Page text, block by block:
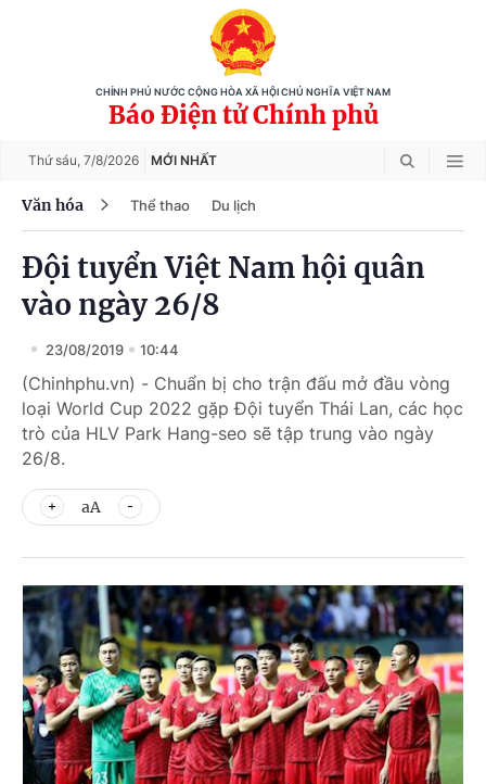
CHÍNH PHỦ NƯỚC CỘNG HÒA XÃ HỘI CHỦ NGHĨA VIỆT NAM
Báo Điện tử Chính phủ
Thứ sáu, 7/8/2026 MỚI NHẤT
Văn hóa Thể thao Du lịch
Đội tuyển Việt Nam hội quân
vào ngày 26/8
23/08/2019 10:44
(Chinhphu.vn) - Chuẩn bị cho trận đấu mở đầu vòng
loại World Cup 2022 gặp Đội tuyển Thái Lan, các học
trò của HLV Park Hang-seo sẽ tập trung vào ngày
26/8.
aA